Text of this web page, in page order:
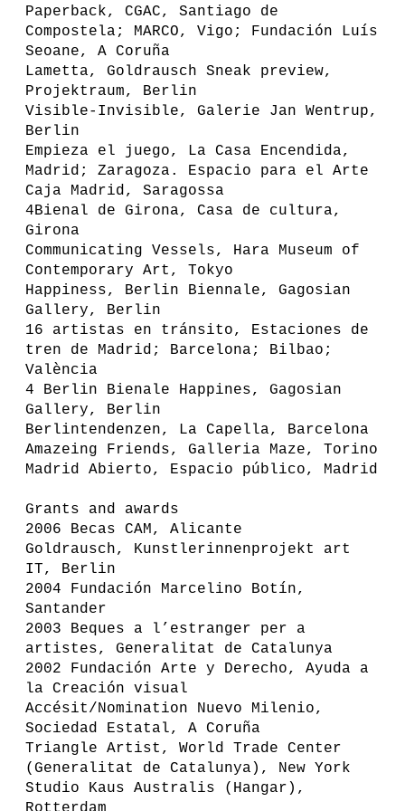
Paperback, CGAC, Santiago de
Compostela; MARCO, Vigo; Fundación Luís
Seoane, A Coruña
Lametta, Goldrausch Sneak preview,
Projektraum, Berlin
Visible-Invisible, Galerie Jan Wentrup,
Berlin
Empieza el juego, La Casa Encendida,
Madrid; Zaragoza. Espacio para el Arte
Caja Madrid, Saragossa
4Bienal de Girona, Casa de cultura,
Girona
Communicating Vessels, Hara Museum of
Contemporary Art, Tokyo
Happiness, Berlin Biennale, Gagosian
Gallery, Berlin
16 artistas en tránsito, Estaciones de
tren de Madrid; Barcelona; Bilbao;
València
4 Berlin Bienale Happines, Gagosian
Gallery, Berlin
Berlintendenzen, La Capella, Barcelona
Amazeing Friends, Galleria Maze, Torino
Madrid Abierto, Espacio público, Madrid
Grants and awards
2006 Becas CAM, Alicante
Goldrausch, Kunstlerinnenprojekt art
IT, Berlin
2004 Fundación Marcelino Botín,
Santander
2003 Beques a l’estranger per a
artistes, Generalitat de Catalunya
2002 Fundación Arte y Derecho, Ayuda a
la Creación visual
Accésit/Nomination Nuevo Milenio,
Sociedad Estatal, A Coruña
Triangle Artist, World Trade Center
(Generalitat de Catalunya), New York
Studio Kaus Australis (Hangar),